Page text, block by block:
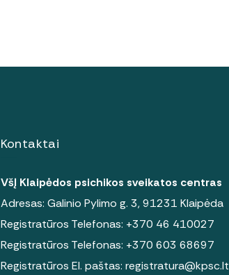
Kontaktai
VšĮ Klaipėdos psichikos sveikatos centras
Adresas: Galinio Pylimo g. 3, 91231 Klaipėda
Registratūros Telefonas: +370 46 410027
Registratūros Telefonas: +370 603 68697
Registratūros El. paštas: registratura@kpsc.lt